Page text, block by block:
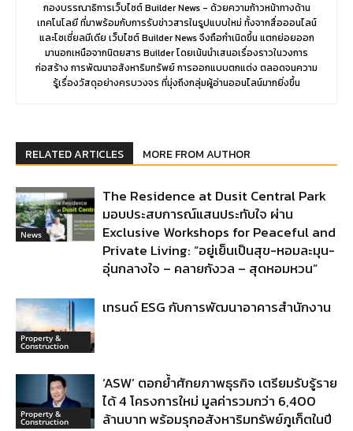
กองบรรณาธิการเว็บไซต์ Builder News - ด้วยความก้าวหน้าทางด้าน
เทคโนโลยี ที่มาพร้อมกับการรับข่าวสารในรูปแบบใหม่ ทั้งจากสื่อออนไลน์
และโซเชี่ยลมีเดีย เว็บไซต์ Builder News จึงถือกำเนิดขึ้น แตกย่อยออก
มานอกเหนือจากนิตยสาร Builder โดยเน้นนำเสนอเรื่องราวในวงการ
ก่อสร้าง การพัฒนาอสังหาริมทรัพย์ การออกแบบตกแต่ง ตลอดจนความ
รู้เรื่องวัสดุอย่างครบวงจร ที่มุ่งถึงกลุ่มผู้อ่านออนไลน์มากยิ่งขึ้น
RELATED ARTICLES MORE FROM AUTHOR
News
The Residence at Dusit Central Park
มอบประสบการณ์แสนประทับใจ ผ่าน
Exclusive Workshops for Peaceful and
Private Living: “อยู่เย็นเป็นสุข-หอมละมุน-
อุ่นกลางใจ – คลายกังวล – สุดหอมหวน”
Property &
Construction
เทรนด์ ESG กับการพัฒนาอาคารสำนักงาน
Property &
Construction
‘ASW’ ตอกย้ำศักยภาพธุรกิจ เตรียมรับรู้ราย
ได้ 4 โครงการใหม่ มูลค่ารวมกว่า 6,400
ล้านบาท พร้อมรุกอสังหาริมทรัพย์ภูเก็ตในปี